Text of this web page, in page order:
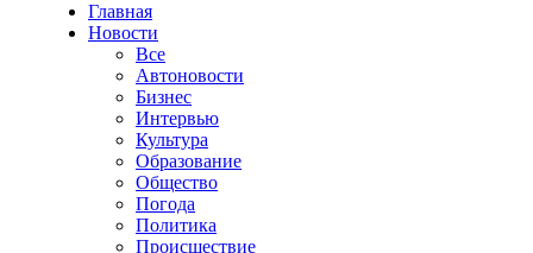
Главная
Новости
Все
Автоновости
Бизнес
Интервью
Культура
Образование
Общество
Погода
Политика
Происшествие